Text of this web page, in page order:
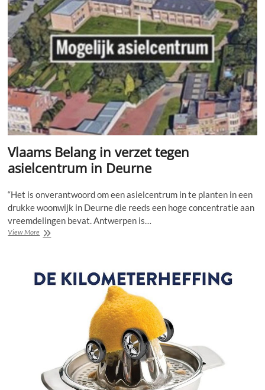
Belang
gaat
vanaf
23
april
van
start.
Vlaams Belang in verzet tegen
asielcentrum in Deurne
“Het is onverantwoord om een asielcentrum in te planten in een
drukke woonwijk in Deurne die reeds een hoge concentratie aan
vreemdelingen bevat. Antwerpen is…
View MoreVlaams
tegen
asielcentrum